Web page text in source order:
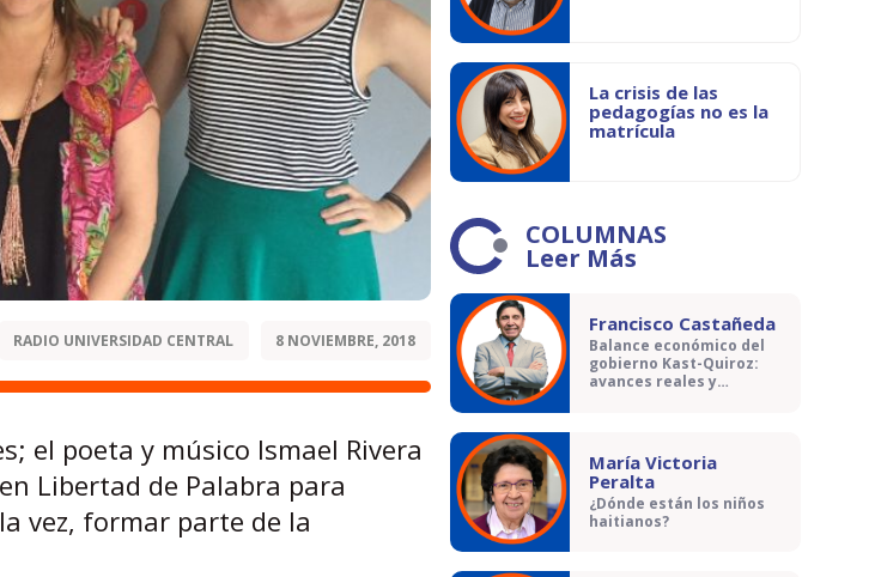
RADIO UNIVERSIDAD CENTRAL 8 NOVIEMBRE, 2018
el poeta y músico Ismael Rivera
Libertad de Palabra para
vez, formar parte de la
La crisis de las
pedagogías no es la
matrícula
COLUMNAS
Leer Más
Francisco Castañeda
Balance económico del
gobierno Kast-Quiroz:
avances reales y
María Victoria
Peralta
¿Dónde están los niños
haitianos?